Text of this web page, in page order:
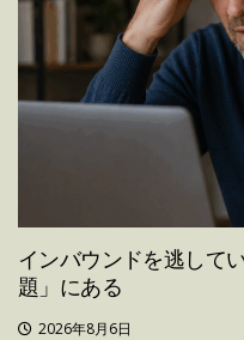
インバウンドを逃して
題」にある
2026年8月6日